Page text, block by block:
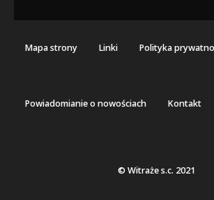
Mapa strony Linki Polityka
Powiadomianie o nowościach Kontakt
© Witraże s.c. 2021